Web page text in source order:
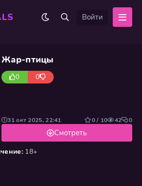
Войти
Жар-птицы
0 0
18+
Смотреть
31 окт 2025, 22:41 0 / 10 42 0